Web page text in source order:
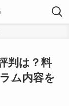
判は？料
ム内容を